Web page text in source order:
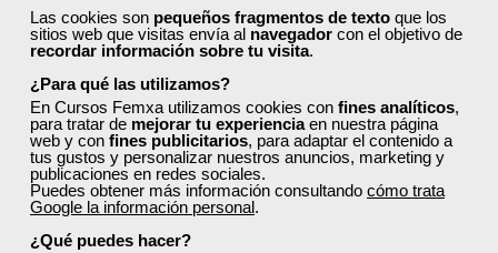
Las cookies son pequeños fragmentos de texto que los
sitios web que visitas envía al navegador con el objetivo de
recordar información sobre tu visita.
¿Para qué las utilizamos?
En Cursos Femxa utilizamos cookies con fines analíticos,
para tratar de mejorar tu experienciaen nuestra página
web y con fines publicitarios, para adaptar el contenido a
tus gustos y personalizar nuestros anuncios, marketing y
publicaciones en redes sociales.
Puedes obtener más información consultando cómo trata
Google la información personal.
¿Qué puedes hacer?
3 errores muy comunes en la fotografía con móvil